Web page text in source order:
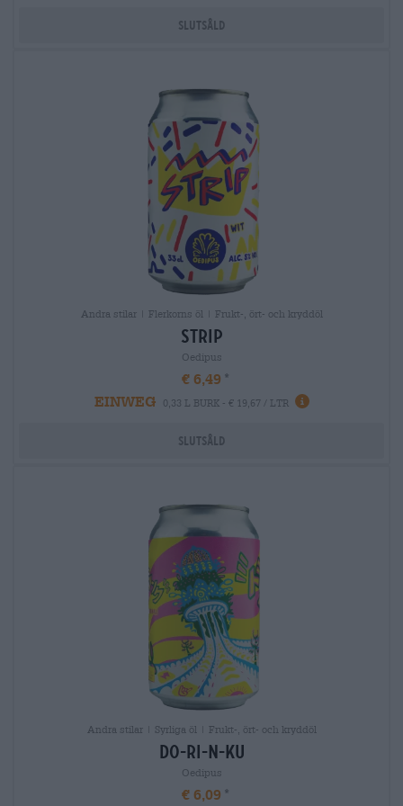
Slutsåld
Andra stilar | Flerkorns öl | Frukt-, ört- och kryddöl
strip
Oedipus
€ 6,49
EINWEG
0,33 L BURK - € 19,67 / LTR
Slutsåld
Andra stilar | Syrliga öl | Frukt-, ört- och kryddöl
do-ri-n-ku
Oedipus
€ 6,09